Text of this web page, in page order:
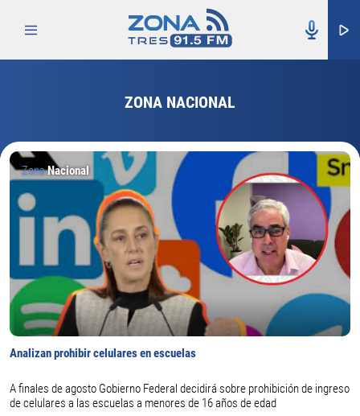
ZONA NACIONAL
ZonaNacional
Analizan prohibir celulares en escuelas
A finales de agosto Gobierno Federal decidirá sobre prohibición de ingreso
de celulares a las escuelas a menores de 16 años de edad